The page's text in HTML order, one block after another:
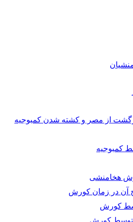
از مصر و کشته شدن کمبوجیه
کمبوجیه
هخامنشی
آن در زمان کورش
کورش
توسط کورش